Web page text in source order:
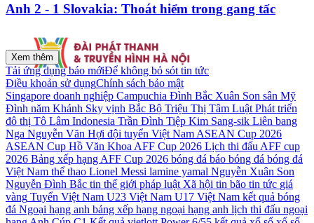
Anh 2 - 1 Slovakia: Thoát hiểm trong gang tấc
Xem thêm
Tải ứng dụng báo mớiĐể không bỏ sót tin tức
Điều khoản sử dụngChính sách bảo mật
Singapore doanh nghiệp Campuchia Đình Bắc Xuân Son sân Mỹ
Đình năm Khánh Sky vịnh Bắc Bộ Triệu Thị Tâm Luật Phát triển
đô thị Tô Lâm Indonesia Trần Đình Tiệp Kim Sang-sik Liên bang
Nga Nguyễn Văn Hợi đội tuyển Việt Nam ASEAN Cup 2026
ASEAN Cup Hồ Văn Khoa AFF Cup 2026 Lịch thi đấu AFF cup
2026 Bảng xếp hạng AFF Cup 2026 bóng đá báo bóng đá bóng đá
Việt Nam thể thao Lionel Messi lamine yamal Nguyễn Xuân Son
Nguyễn Đình Bắc tin thế giới pháp luật Xã hội tin bão tin tức giá
vàng Tuyển Việt Nam U23 Việt Nam U17 Việt Nam kết quả bóng
đá Ngoại hạng anh bảng xếp hạng ngoại hạng anh lịch thi đấu ngoại